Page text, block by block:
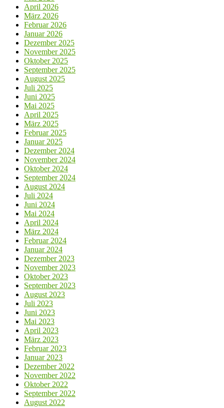
April 2026
März 2026
Februar 2026
Januar 2026
Dezember 2025
November 2025
Oktober 2025
September 2025
August 2025
Juli 2025
Juni 2025
Mai 2025
April 2025
März 2025
Februar 2025
Januar 2025
Dezember 2024
November 2024
Oktober 2024
September 2024
August 2024
Juli 2024
Juni 2024
Mai 2024
April 2024
März 2024
Februar 2024
Januar 2024
Dezember 2023
November 2023
Oktober 2023
September 2023
August 2023
Juli 2023
Juni 2023
Mai 2023
April 2023
März 2023
Februar 2023
Januar 2023
Dezember 2022
November 2022
Oktober 2022
September 2022
August 2022